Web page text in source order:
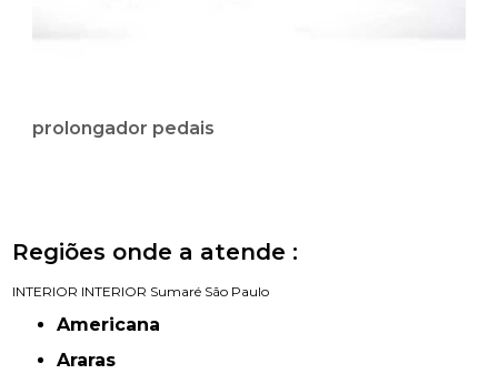
prolongador pedais
Regiões onde a atende :
INTERIOR INTERIOR Sumaré São Paulo
Americana
Araras